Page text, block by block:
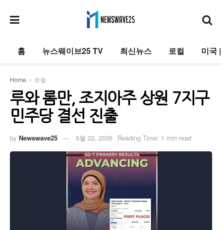
홈 뉴스웨이브25 TV 최신뉴스 로컬 미국
Home 로컬
루와 롬만, 조지아주 상원 7지구
민주당 결선 진출
by Newswave25 5월 22, 2026 Reading Time: 1 min read